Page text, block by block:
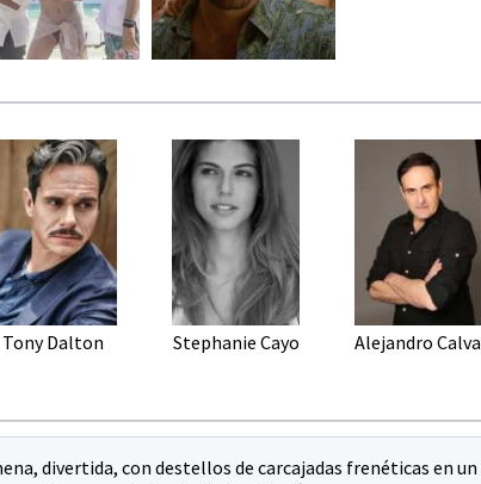
Tony Dalton Stephanie Cayo Alejandro Calva
divertida, con destellos de carcajadas frenéticas en un